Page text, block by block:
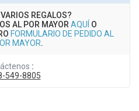
REGALOS?
AL POR MAYOR AQUÍ O
FORMULARIO DE PEDIDO AL
MAYOR.
:
549-8805